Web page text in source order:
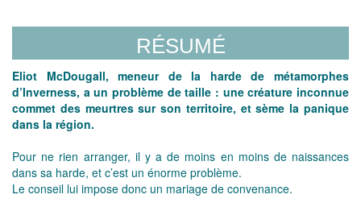
RÉSUMÉ
Eliot McDougall, meneur de la harde de métamorphes
d’Inverness, a un problème de taille : une créature inconnue
commet des meurtres sur son territoire, et sème la panique
dans la région.
Pour ne rien arranger, il y a de moins en moins de naissances
dans sa harde, et c’est un énorme problème.
Le conseil lui impose donc un mariage de convenance.